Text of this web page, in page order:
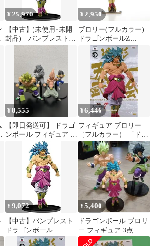
¥25,970
【中古】(未使用･未開
封品) バンプレスト
一武道会7 其之三 ブロ
リー 通常カラーver.
qdkdu57
¥2,950
ブロリー(フルカラー)
ドラゴンボールZ
SCultures BIG 造形天下
一武道会7 其之三 フィ
ギュア プライズ(37431)
バンプレスト
¥8,555
【即日発送可】 ドラゴ
ンボール フィギュア 4
¥6,446
フィギュア ブロリー
（フルカラー） 「ドラ
ゴンボールZ」
SCultures BIG 造形天下
一武道会7 其之三【10
日以内発送】
¥9,072
【中古】バンプレスト
ドラゴンボール
SCultures BIG 造形天下
¥5,400
ドラゴンボール ブロリ
ー フィギュア 3点